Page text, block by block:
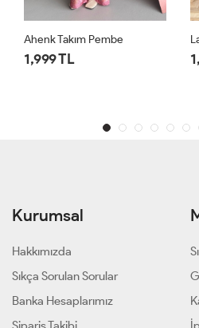
1,999 TL
Kurumsal
Hakkımızda
Sıkça Sorulan Sorular
Banka Hesaplarımız